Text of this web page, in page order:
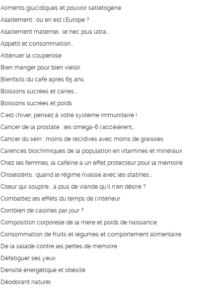
Aliments glucidiques et pouvoir satiétogène
Allaitement : où en est l'Europe ?
Allaitement maternel : le nec plus ultra...
Appétit et consommation...
Atténuer la couperose
Bien manger pour bien vieillir
Bienfaits du café après 65 ans
Boissons sucrées et caries...
Boissons sucrées et poids
C'est l'hiver, pensez à votre système immunitaire !
Cancer de la prostate : les oméga-6 l'accélèrent...
Cancer du sein : moins de récidives avec moins de graisses
Carences biochimiques de la population en vitamines et minéraux
Chez les femmes, la caféine a un effet protecteur pour la mémoire
Cholestérol : quand le régime rivalise avec les statines...
Coeur qui soupire... a plus de viande qu'il n'en désire ?
Combattez les effets du temps de l'intérieur
Combien de calories par jour ?
Composition corporelle de la mère et poids de naissance
Consommation de fruits et légumes et comportement alimentaire
De la salade contre les pertes de mémoire
Défatiguer ses yeux
Densité énergétique et obésité
Déodorant naturel